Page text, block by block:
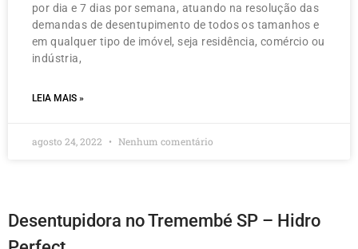
por dia e 7 dias por semana, atuando na resolução das
demandas de desentupimento de todos os tamanhos e
em qualquer tipo de imóvel, seja residência, comércio ou
indústria,
LEIA MAIS »
agosto 24, 2022 Nenhum comentário
Desentupidora no Tremembé SP – Hidro